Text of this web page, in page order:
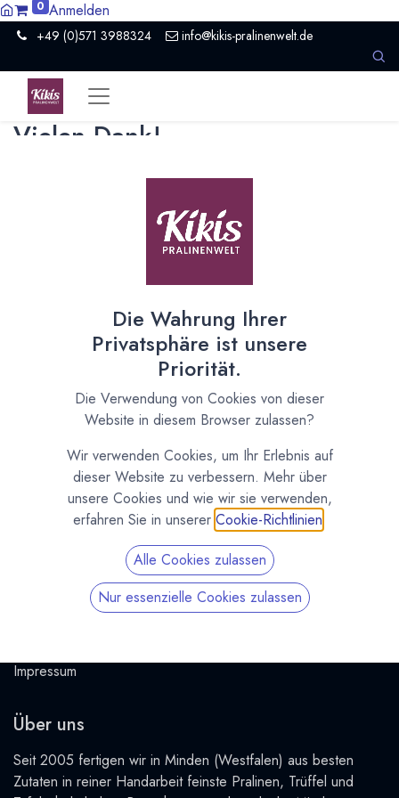
0 Anmelden
+49 (0)571 3988324 info@kikis-pralinenwelt.de
Vielen Dank!
Wir melden uns so schnell wie möglich.
+49 (0) 571 3988324
info@kikis-pralinenwelt.de
Google Maps
Nützliche Links
Dein Kundenkonto
Versand & Zahlung
Widerruf erklären
Impressum
Über uns
Seit 2005 fertigen wir in Minden (Westfalen) aus besten
Zutaten in reiner Handarbeit feinste Pralinen, Trüffel und
Die Wahrung Ihrer
Privatsphäre ist unsere
Priorität.
Die Verwendung von Cookies von dieser
Website in diesem Browser zulassen?
Wir verwenden Cookies, um Ihr Erlebnis auf
dieser Website zu verbessern. Mehr über
unsere Cookies und wie wir sie verwenden,
erfahren Sie in unserer Cookie-Richtlinien
Alle Cookies zulassen
Nur essenzielle Cookies zulassen